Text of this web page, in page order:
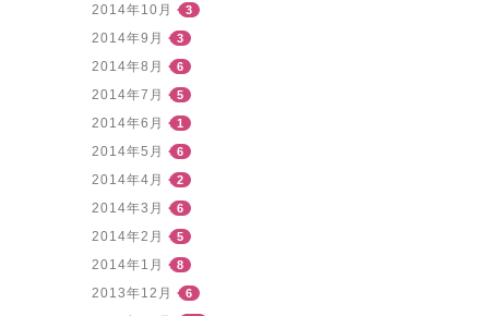
2014年10月 3
2014年9月 3
2014年8月 6
2014年7月 5
2014年6月 1
2014年5月 6
2014年4月 2
2014年3月 6
2014年2月 5
2014年1月 8
2013年12月 6